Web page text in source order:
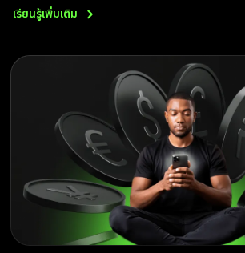
เรียนรู้เพิ่มเติม